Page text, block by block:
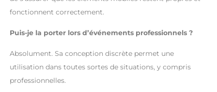
fonctionnent correctement.
Puis-je la porter lors d’événements professionnels ?
Absolument. Sa conception discrète permet une
utilisation dans toutes sortes de situations, y compris
professionnelles.